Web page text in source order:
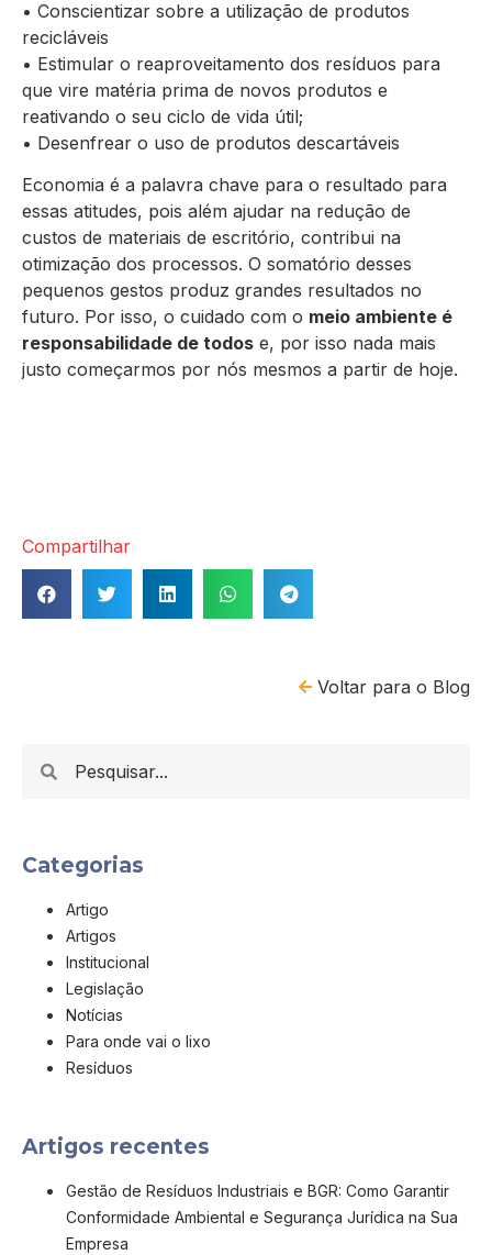
• Conscientizar sobre a utilização de produtos
recicláveis
• Estimular o reaproveitamento dos resíduos para
que vire matéria prima de novos produtos e
reativando o seu ciclo de vida útil;
• Desenfrear o uso de produtos descartáveis
Economia é a palavra chave para o resultado para
essas atitudes, pois além ajudar na redução de
custos de materiais de escritório, contribui na
otimização dos processos. O somatório desses
pequenos gestos produz grandes resultados no
futuro. Por isso, o cuidado com o meio ambiente é
responsabilidade de todos e, por isso nada mais
justo começarmos por nós mesmos a partir de hoje.
Compartilhar
Voltar para o Blog
Categorias
Artigo
Artigos
Institucional
Legislação
Notícias
Para onde vai o lixo
Resíduos
Artigos recentes
Gestão de Resíduos Industriais e BGR: Como Garantir
Conformidade Ambiental e Segurança Jurídica na Sua
Empresa